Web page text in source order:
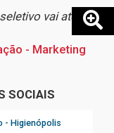
vai até o dia
- Marketing
SOCIAIS
- Higienópolis